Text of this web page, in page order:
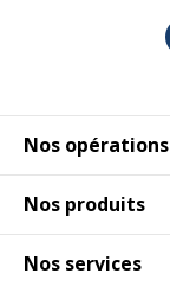
Nos opérations
Nos produits
Nos services